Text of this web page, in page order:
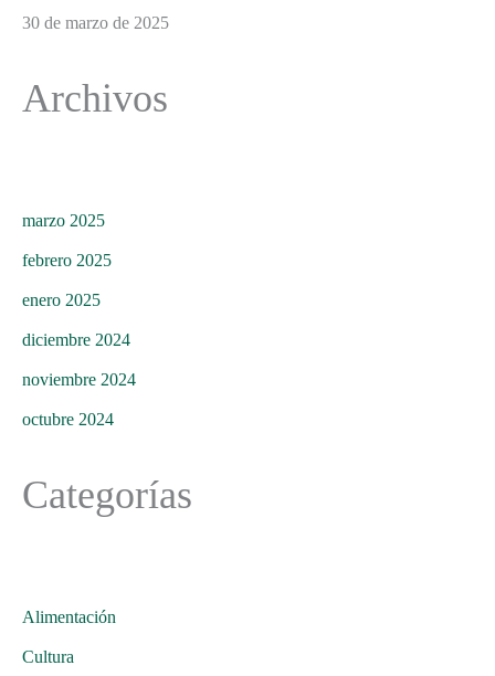
30 de marzo de 2025
Archivos
marzo 2025
febrero 2025
enero 2025
diciembre 2024
noviembre 2024
octubre 2024
Categorías
Alimentación
Cultura